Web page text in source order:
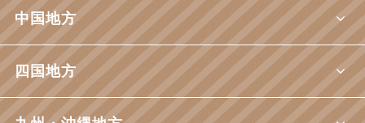
中国地方
四国地方